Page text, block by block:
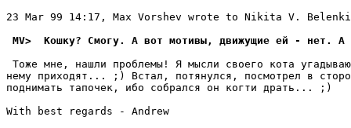
23 Mar 99 14:17, Max Vorshev wrote to Nikita V.
MV>  Кошку? Смогу. А вот мотивы, движущие ей - нет. А
Тоже мне, нашли проблемы! Я мысли своего кота
нему приходят... ;) Встал, потянулся, посмотрел в
поднимать тапочек, ибо собрался он когти драть... ;)
With best regards - Andrew